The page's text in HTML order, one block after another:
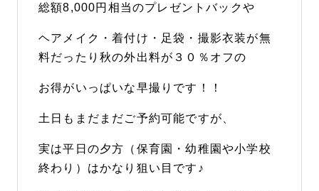
総額8,000円相当のプレゼントバックや
ヘアメイク・着付け・足袋・撮影衣装が無
料だったり秋の外出料が３０％オフの
お得がいっぱいな早撮りです！！
土日もまだまだご予約可能ですが、
実は平日の夕方（保育園・幼稚園や小学校
終わり）はかなり狙い目です♪